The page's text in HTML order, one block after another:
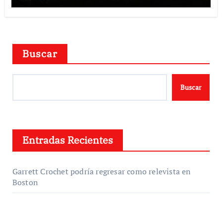
Buscar
Buscar
Entradas Recientes
Garrett Crochet podría regresar como relevista en
Boston